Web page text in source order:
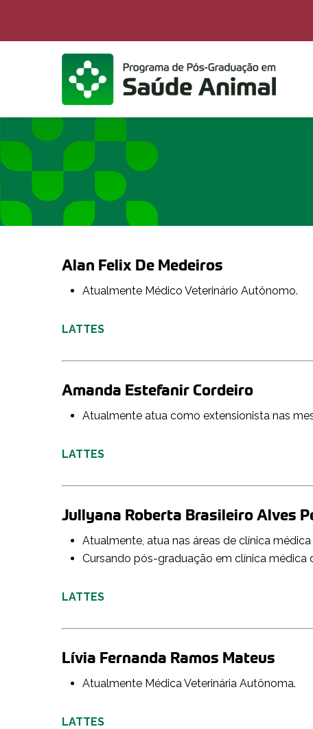
main
Alan Felix De Medeiros
Atualmente Médico Veterinário Autônomo.
LATTES
Amanda Estefanir Cordeiro
Atualmente atua como extensionista nas
LATTES
Jullyana Roberta Brasileiro Alves
Atualmente, atua nas áreas de clínica
Cursando pós-graduação em clínica médica
LATTES
Lívia Fernanda Ramos Mateus
Atualmente Médica Veterinária Autônoma.
LATTES